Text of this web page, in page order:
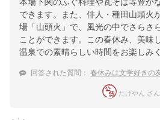
本場下関のふぐ料理や瓦そば等豊か
できます。また、俳人・種田山頭火
場「山頭火」で、風光の中でさらさ
ことができます。この春休み、美味
温泉での素晴らしい時間をお楽しみ
回答された質問： 春休みは文学好きの友人と川棚
たけやん さ